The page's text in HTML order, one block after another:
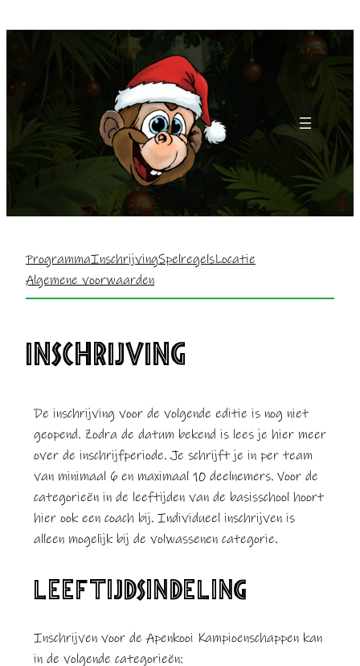
ProgrammaInschrijvingSpelregelsLocatie
Algemene voorwaarden
INSCHRIJVING
De inschrijving voor de volgende editie is nog niet
geopend. Zodra de datum bekend is lees je hier meer
over de inschrijfperiode. Je schrijft je in per team
van minimaal 6 en maximaal 10 deelnemers. Voor de
categorieën in de leeftijden van de basisschool hoort
hier ook een coach bij. Individueel inschrijven is
alleen mogelijk bij de volwassenen categorie.
LEEFTIJDSINDELING
Inschrijven voor de Apenkooi Kampioenschappen kan
in de volgende categorieën: